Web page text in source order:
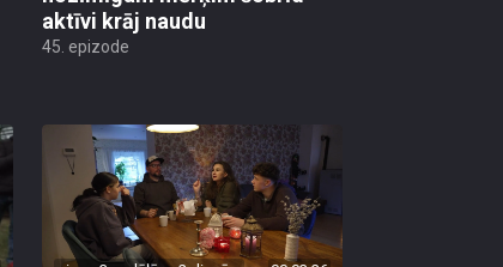
aktīvi krāj naudu
45. epizode